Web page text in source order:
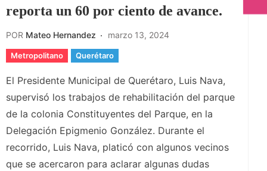
reporta un 60 por ciento de avance.
POR Mateo Hernandez marzo 13, 2024
Metropolitano Querétaro
El Presidente Municipal de Querétaro, Luis Nava,
supervisó los trabajos de rehabilitación del parque
de la colonia Constituyentes del Parque, en la
Delegación Epigmenio González. Durante el
recorrido, Luis Nava, platicó con algunos vecinos
que se acercaron para aclarar algunas dudas